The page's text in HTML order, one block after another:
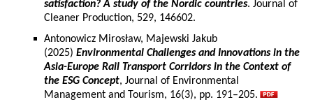
satisfaction? A study of the Nordic countries. Journal of
Cleaner Production, 529, 146602.
Antonowicz Mirosław, Majewski Jakub
(2025) Environmental Challenges and Innovations in the
Asia-Europe Rail Transport Corridors in the Context of
the ESG Concept, Journal of Environmental
Management and Tourism, 16(3), pp. 191–205.